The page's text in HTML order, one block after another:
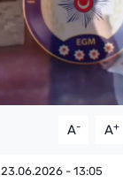
A- A+
23.06.2026 - 13:05